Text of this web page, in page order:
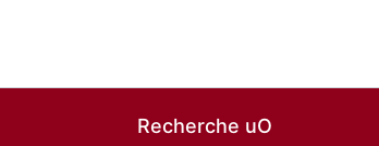
Recherche uO